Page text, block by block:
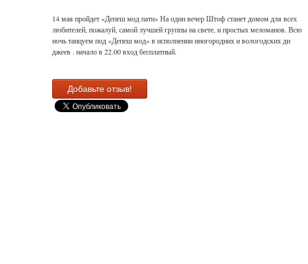
14 мая пройдет «Депеш мод пати» На один вечер Штоф станет домом для всех
любителей, пожалуй, самой лучшей группы на свете, и простых меломанов. Всю
ночь танцуем под «Депеш мод» в исполнении иногородних и вологодских ди
джеев . начало в 22.00 вход бесплатный.
Добавьте отзыв!